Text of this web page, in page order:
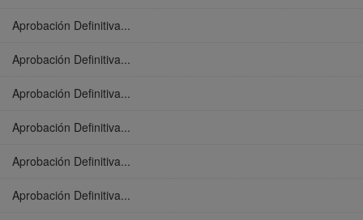
Aprobación Definitiva...
Aprobación Definitiva...
Aprobación Definitiva...
Aprobación Definitiva...
Aprobación Definitiva...
Aprobación Definitiva...